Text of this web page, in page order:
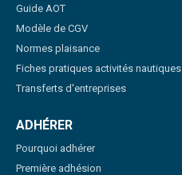
Guide AOT
Modèle de CGV
Normes plaisance
Fiches pratiques activités nautiques
Transferts d'entreprises
ADHÉRER
Pourquoi adhérer
Première adhésion